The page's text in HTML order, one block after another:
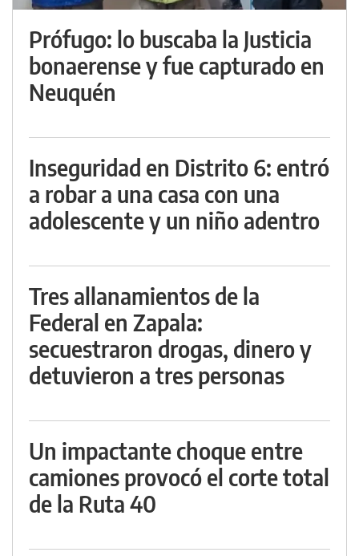
Prófugo: lo buscaba la Justicia
bonaerense y fue capturado en
Neuquén
Inseguridad en Distrito 6: entró
a robar a una casa con una
adolescente y un niño adentro
Tres allanamientos de la
Federal en Zapala:
secuestraron drogas, dinero y
detuvieron a tres personas
Un impactante choque entre
camiones provocó el corte total
de la Ruta 40